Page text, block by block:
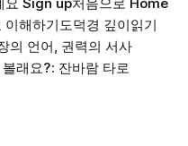
이해하기도덕경 깊이읽기
의 언어, 권력의 서사
볼래요?: 잔바람 타로